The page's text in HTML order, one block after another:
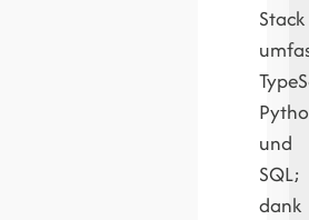
Stack
und
SQL;
dank